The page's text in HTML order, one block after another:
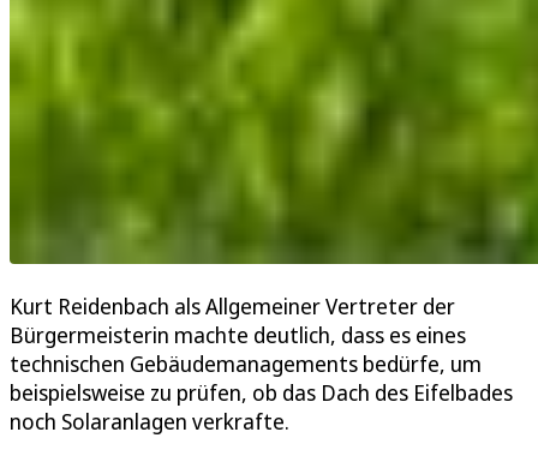
Kurt Reidenbach als Allgemeiner Vertreter der
Bürgermeisterin machte deutlich, dass es eines
technischen Gebäudemanagements bedürfe, um
beispielsweise zu prüfen, ob das Dach des Eifelbades
noch Solaranlagen verkrafte.